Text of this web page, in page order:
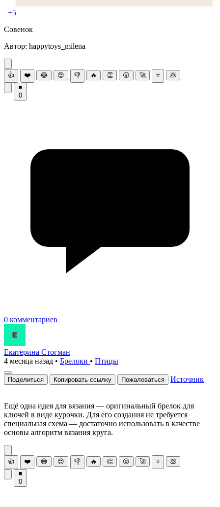
+5
Совeнок
Автоp: happytоys_milenа
👍 ❤️ 😂 😍 👎 🔥 👏 😮 🚀 ⭐ 💩
0
0 комментариев
Екатерина Стогман
4 месяца назад • Брелоки • Птицы
Поделиться Копировать ссылку Пожаловаться Источник
Ещё одна идея для вязания — оригинальный брелок для
ключей в виде курочки. Для его создания не требуется
специальная схема — достаточно использовать в качестве
основы алгоритм вязания круга.
👍 ❤️ 😂 😍 👎 🔥 👏 😮 🚀 ⭐ 💩
0